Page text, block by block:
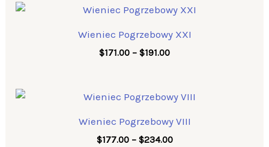
Wieniec Pogrzebowy XXI
$171.00 – $191.00
Price
range:
$171.00
through
$191.00
Wieniec Pogrzebowy VIII
$177.00 – $234.00
Price
range:
$177.00
through
$234.00